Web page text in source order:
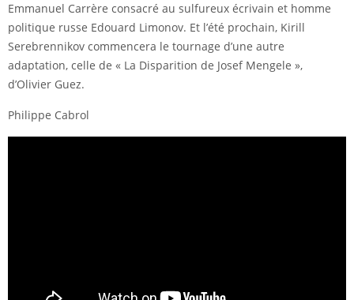
Emmanuel Carrère consacré au sulfureux écrivain et homme
politique russe Edouard Limonov. Et l’été prochain, Kirill
Serebrennikov commencera le tournage d’une autre
adaptation, celle de « La Disparition de Josef Mengele »,
d’Olivier Guez.
Philippe Cabrol